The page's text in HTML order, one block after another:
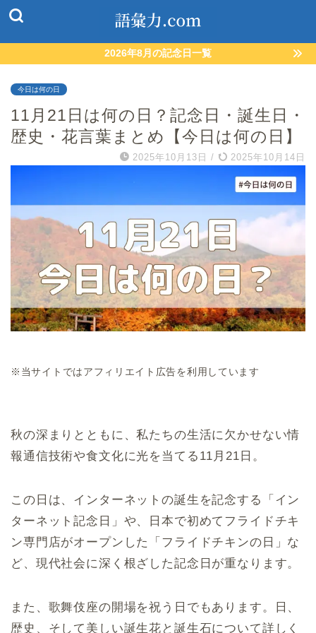
2026年8月の記念日一覧
今日は何の日
11月21日は何の日？記念日・誕生日・
歴史・花言葉まとめ【今日は何の日】
2025年10月13日 / 2025年10月14日
※当サイトではアフィリエイト広告を利用しています
秋の深まりとともに、私たちの生活に欠かせない情
報通信技術や食文化に光を当てる11月21日。
この日は、インターネットの誕生を記念する「イン
ターネット記念日」や、日本で初めてフライドチキ
ン専門店がオープンした「フライドチキンの日」な
ど、現代社会に深く根ざした記念日が重なります。
また、歌舞伎座の開場を祝う日でもあります。日、
歴史、そして美しい誕生花と誕生石について詳しく